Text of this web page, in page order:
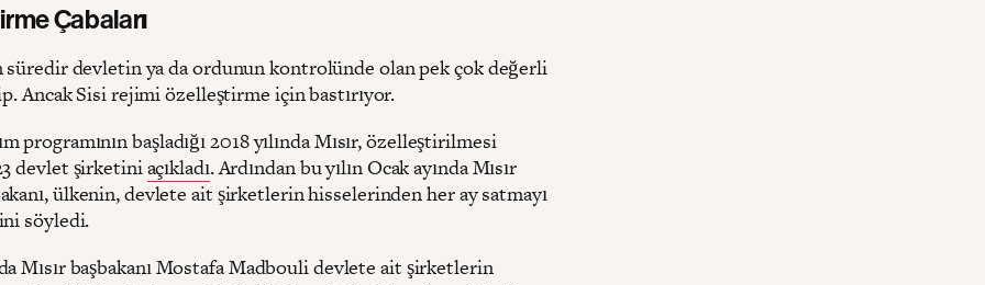
Çabaları
süredir devletin ya da ordunun kontrolünde olan pek çok değerli
Ancak Sisi rejimi özelleştirme için bastırıyor.
programının başladığı 2018 yılında Mısır, özelleştirilmesi
devlet şirketiniaçıkladı. Ardından bu yılın Ocak ayında Mısır
ülkenin, devlete ait şirketlerin hisselerinden her ay satmayı
söyledi.
Mısır başbakanı Mostafa Madbouli devlete ait şirketlerin